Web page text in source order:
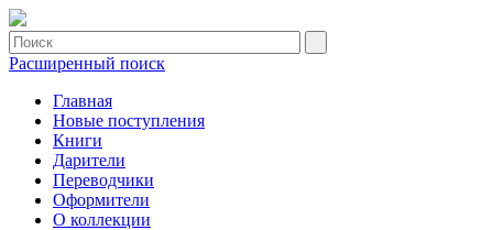
Расширенный поиск
Главная
Новые поступления
Книги
Дарители
Переводчики
Оформители
О коллекции